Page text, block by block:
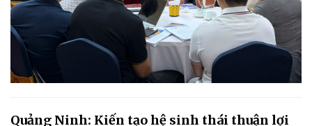
Quảng Ninh: Kiến tạo hệ sinh thái thuận lợi